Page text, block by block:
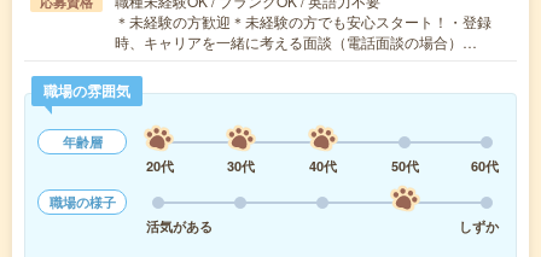
＊未経験の方歓迎＊未経験の方でも安心スタート！・登録
時、キャリアを一緒に考える面談（電話面談の場合）…
職場の雰囲気
年齢層
20代
30代 40代 50代
60代
職場の様子
活気がある
しずか